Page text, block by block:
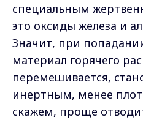
специальным
это оксиды железа и
Значит, при
материал горячего
перемешивается,
инертным, менее
скажем, проще